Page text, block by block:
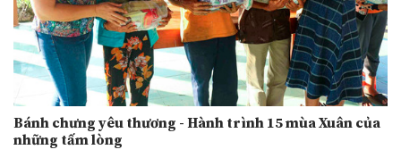
Bánh chưng yêu thương - Hành trình 15 mùa Xuân của
những tấm lòng